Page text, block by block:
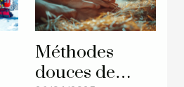
Méthodes
douces de